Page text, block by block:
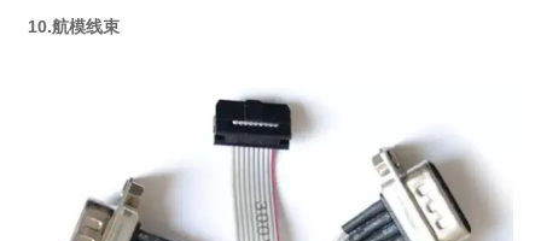
10.航模线束